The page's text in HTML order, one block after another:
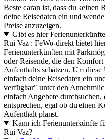
Beste daran ist, dass du keinen
deine Reisedaten ein und
Preise anzuzeigen.
Gibt es hier
Rui Vaz : FeWo-direkt bietet
Ferienunterkünften mit
oder Reisende, die den
Aufenthalts schätzen. Um
einfach deine Reisedaten ein
verfügbar" unter den
einfach Angebote durchsuchen,
entsprechen, egal ob du einen
Aufenthalt planst.
Kann ich Ferienunterkünfte
Rui Vaz?